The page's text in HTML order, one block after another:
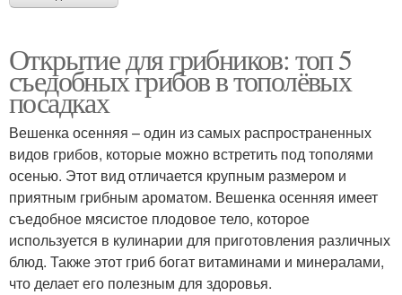
Открытие для грибников: топ 5
съедобных грибов в тополёвых
посадках
Вешенка осенняя – один из самых распространенных
видов грибов, которые можно встретить под тополями
осенью. Этот вид отличается крупным размером и
приятным грибным ароматом. Вешенка осенняя имеет
съедобное мясистое плодовое тело, которое
используется в кулинарии для приготовления различных
блюд. Также этот гриб богат витаминами и минералами,
что делает его полезным для здоровья.